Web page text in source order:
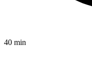
40 min